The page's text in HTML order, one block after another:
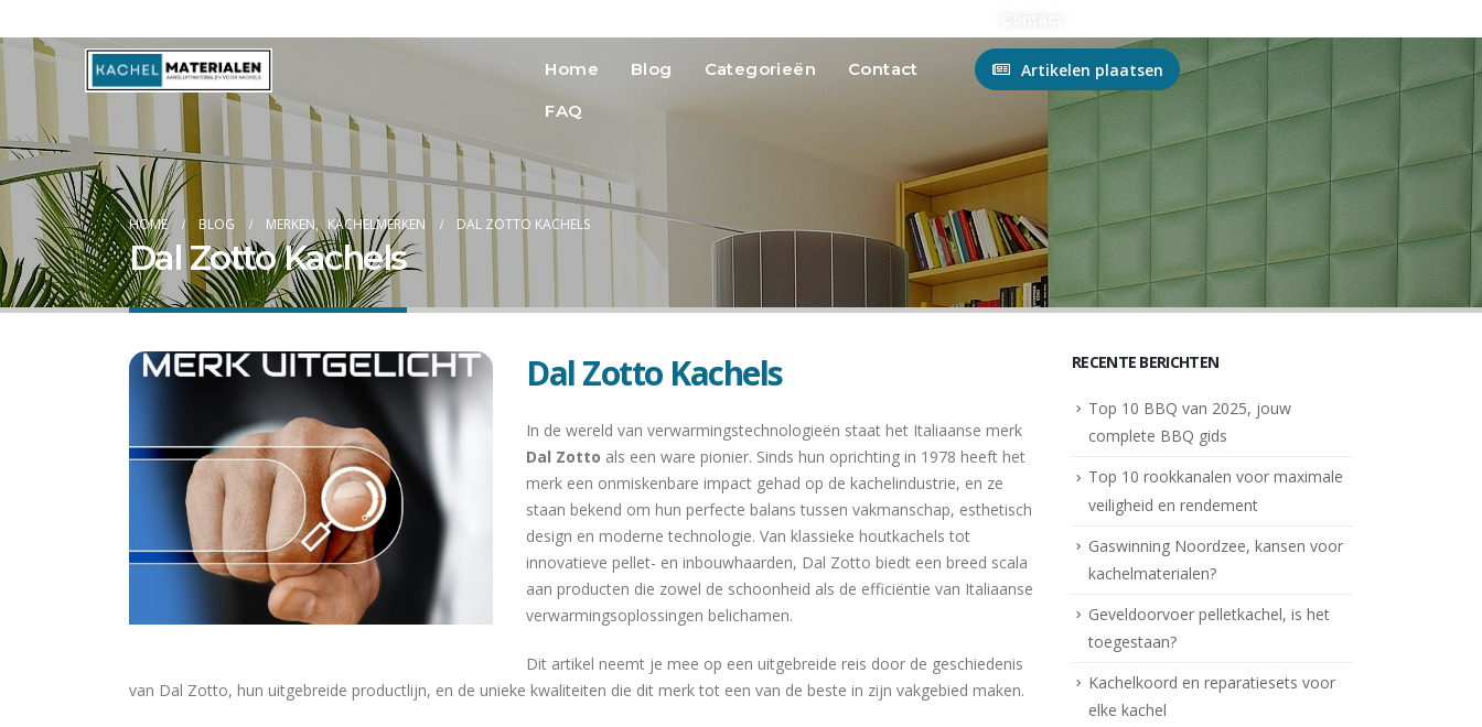
Home Blog Categorieën
Contact
FAQ
Artikelen plaatsen
HOME BLOG MERKEN, KACHELMERKEN DAL ZOTTO KACHELS
Dal Zotto Kachels
Dal Zotto Kachels
In de wereld van verwarmingstechnologieën staat het Italiaanse merk
Dal Zotto als een ware pionier. Sinds hun oprichting in 1978 heeft het
merk een onmiskenbare impact gehad op de kachelindustrie, en ze
staan bekend om hun perfecte balans tussen vakmanschap, esthetisch
design en moderne technologie. Van klassieke houtkachels tot
innovatieve pellet- en inbouwhaarden, Dal Zotto biedt een breed scala
aan producten die zowel de schoonheid als de efficiëntie van Italiaanse
verwarmingsoplossingen belichamen.
Dit artikel neemt je mee op een uitgebreide reis door de geschiedenis
van Dal Zotto, hun uitgebreide productlijn, en de unieke kwaliteiten die dit merk tot een van de beste in zijn vakgebied maken.
RECENTE BERICHTEN
Top 10 BBQ van 2025, jouw
complete BBQ gids
Top 10 rookkanalen voor maximale
veiligheid en rendement
Gaswinning Noordzee, kansen voor
kachelmaterialen?
Geveldoorvoer pelletkachel, is het
toegestaan?
Kachelkoord en reparatiesets voor
elke kachel